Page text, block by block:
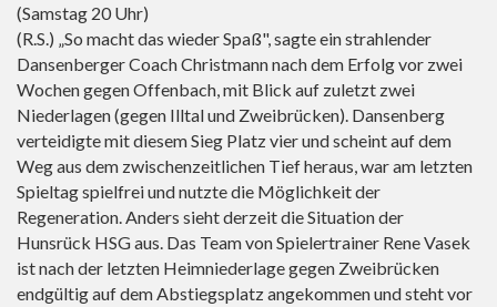
(Samstag 20 Uhr)
(R.S.) „So macht das wieder Spaß", sagte ein strahlender
Dansenberger Coach Christmann nach dem Erfolg vor zwei
Wochen gegen Offenbach, mit Blick auf zuletzt zwei
Niederlagen (gegen Illtal und Zweibrücken). Dansenberg
verteidigte mit diesem Sieg Platz vier und scheint auf dem
Weg aus dem zwischenzeitlichen Tief heraus, war am letzten
Spieltag spielfrei und nutzte die Möglichkeit der
Regeneration. Anders sieht derzeit die Situation der
Hunsrück HSG aus. Das Team von Spielertrainer Rene Vasek
ist nach der letzten Heimniederlage gegen Zweibrücken
endgültig auf dem Abstiegsplatz angekommen und steht vor